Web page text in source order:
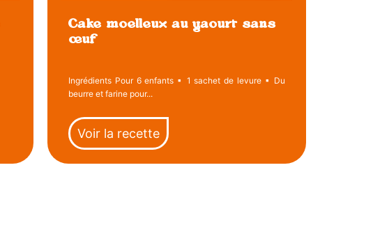
Cake moelleux au yaourt sans
œuf
Ingrédients Pour 6 enfants ▪ 1 sachet de levure ▪ Du
beurre et farine pour...
Voir la recette